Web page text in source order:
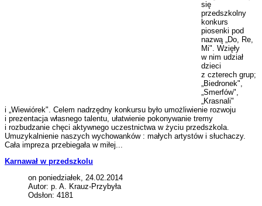
się
przedszkolny
konkurs
piosenki pod
nazwą „Do, Re,
Mi". Wzięły
w nim udział
dzieci
z czterech grup;
„Biedronek",
„Smerfów",
„Krasnali"
i „Wiewiórek". Celem nadrzędny konkursu było umożliwienie rozwoju
i prezentacja własnego talentu, ułatwienie pokonywanie tremy
i rozbudzanie chęci aktywnego uczestnictwa w życiu przedszkola.
Umuzykalnienie naszych wychowanków : małych artystów i słuchaczy.
Cała impreza przebiegała w miłej...
Karnawał w przedszkolu
on poniedziałek, 24.02.2014
Autor: p. A. Krauz-Przybyła
Odsłon: 4181